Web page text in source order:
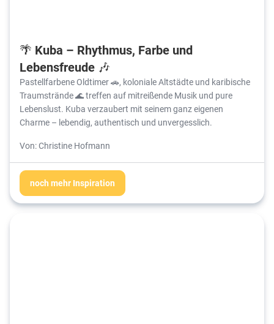
🌴 Kuba – Rhythmus, Farbe und
Lebensfreude 🎶
Pastellfarbene Oldtimer 🚗, koloniale Altstädte und karibische
Traumstrände 🌊 treffen auf mitreißende Musik und pure
Lebenslust. Kuba verzaubert mit seinem ganz eigenen
Charme – lebendig, authentisch und unvergesslich.
Von: Christine Hofmann
noch mehr Inspiration